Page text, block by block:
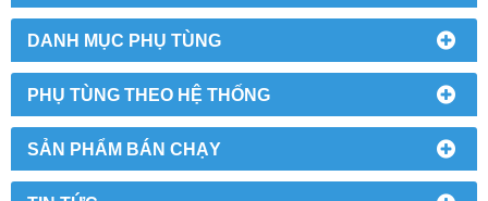
DANH MỤC PHỤ TÙNG
PHỤ TÙNG THEO HỆ THỐNG
SẢN PHẨM BÁN CHẠY